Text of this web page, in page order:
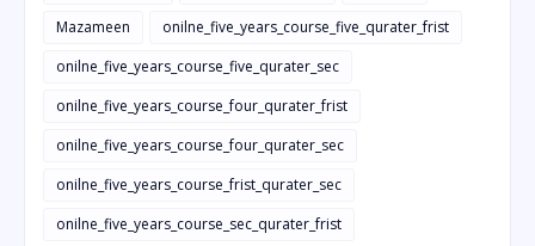
Mazameen
onilne_five_years_course_five_qurater_frist
onilne_five_years_course_five_qurater_sec
onilne_five_years_course_four_qurater_frist
onilne_five_years_course_four_qurater_sec
onilne_five_years_course_frist_qurater_sec
onilne_five_years_course_sec_qurater_frist